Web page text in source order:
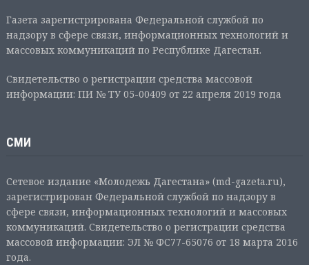
Газета зарегистрирована Федеральной службой по
надзору в сфере связи, информационных технологий и
массовых коммуникаций по Республике Дагестан.
Свидетельство о регистрации средства массовой
информации: ПИ № ТУ 05-00409 от 22 апреля 2019 года
СМИ
Сетевое издание «Молодежь Дагестана» (md-gazeta.ru),
зарегистрирован Федеральной службой по надзору в
сфере связи, информационных технологий и массовых
коммуникаций. Свидетельство о регистрации средства
массовой информации: ЭЛ № ФС77-65076 от 18 марта 2016
года.